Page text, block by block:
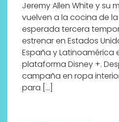
Jeremy Allen White y su
vuelven a la cocina de la
esperada tercera
estrenar en Estados
España y Latinoamérica
plataforma Disney +.
campaña en ropa
para […]